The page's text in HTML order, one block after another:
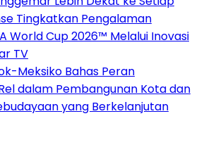
Tingkatkan Pengalaman
World Cup 2026™ Melalui Inovasi
TV
Meksiko Bahas Peran
dalam Pembangunan Kota dan
yang Berkelanjutan